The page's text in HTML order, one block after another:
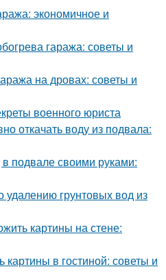
экономичное и
гаража: советы и
на дровах: советы и
военного юриста
откачать воду из подвала:
подвале своими руками:
удалению грунтовых вод из
картины на стене:
картины в гостиной: советы и